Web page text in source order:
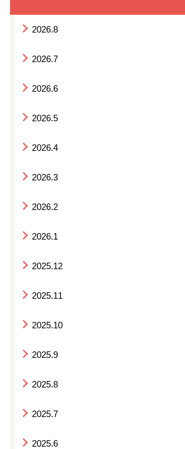
2026.8
2026.7
2026.6
2026.5
2026.4
2026.3
2026.2
2026.1
2025.12
2025.11
2025.10
2025.9
2025.8
2025.7
2025.6